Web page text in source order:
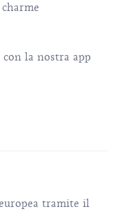
la nostra app
tramite il